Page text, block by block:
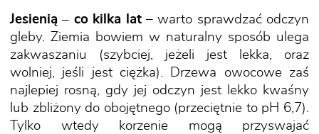
Jesienią – co kilka lat – warto sprawdzać odczyn
gleby. Ziemia bowiem w naturalny sposób ulega
zakwaszaniu (szybciej, jeżeli jest lekka, oraz
wolniej, jeśli jest ciężka). Drzewa owocowe zaś
najlepiej rosną, gdy jej odczyn jest lekko kwaśny
lub zbliżony do obojętnego (przeciętnie to pH 6,7).
Tylko wtedy korzenie mogą przyswajać